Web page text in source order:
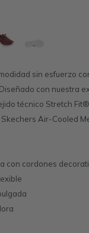
sin esfuerzo
con nuestra
técnico Stretch
Air-Cooled
con cordones